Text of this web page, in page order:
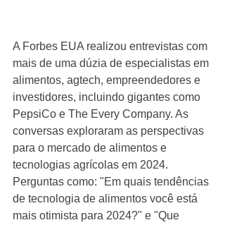
A Forbes EUA realizou entrevistas com
mais de uma dúzia de especialistas em
alimentos, agtech, empreendedores e
investidores, incluindo gigantes como
PepsiCo e The Every Company. As
conversas exploraram as perspectivas
para o mercado de alimentos e
tecnologias agrícolas em 2024.
Perguntas como: "Em quais tendências
de tecnologia de alimentos você está
mais otimista para 2024?" e "Que